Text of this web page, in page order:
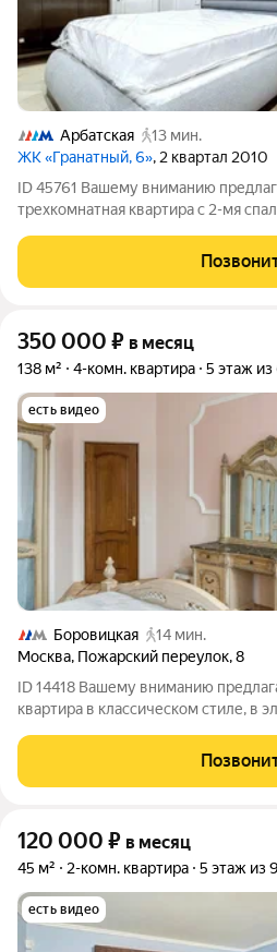
Арбатская
13 мин.
ЖК «Гранатный, 6», 2 квартал 2010
ID 45761 Вашему вниманию
трехкомнатная квартира с 2-мя
de luxe с всего 27 квартирами.
авторским ремонтом в
350 000 ₽ в месяц
138 м² 4-комн. квартира 5 этаж из
есть видео
Боровицкая
14 мин.
Москва, Пожарский переулок,8
ID 14418 Вашему вниманию
квартира в классическом стиле, в
Культуры, с выходом на
Квартира обладает функциональной
120 000 ₽ в месяц
45 м² 2-комн. квартира 5 этаж из 9
есть видео